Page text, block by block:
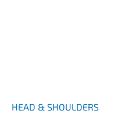
HEAD & SHOULDERS